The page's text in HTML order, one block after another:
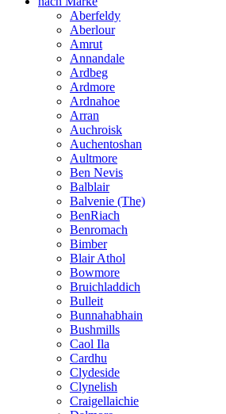
Aberfeldy
Aberlour
Amrut
Annandale
Ardbeg
Ardmore
Ardnahoe
Arran
Auchroisk
Auchentoshan
Aultmore
Ben Nevis
Balblair
Balvenie (The)
BenRiach
Benromach
Bimber
Blair Athol
Bowmore
Bruichladdich
Bulleit
Bunnahabhain
Bushmills
Caol Ila
Cardhu
Clydeside
Clynelish
Craigellaichie